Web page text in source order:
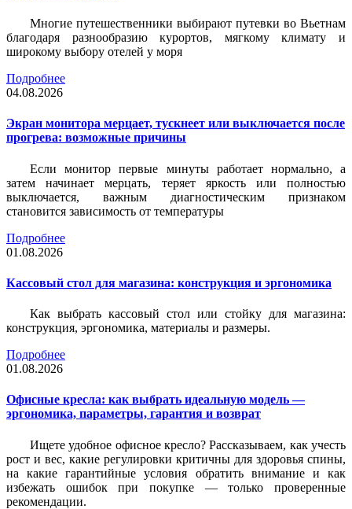
Многие путешественники выбирают путевки во Вьетнам
благодаря разнообразию курортов, мягкому климату и
широкому выбору отелей у моря
Подробнее
04.08.2026
Экран монитора мерцает, тускнеет или выключается после
прогрева: возможные причины
Если монитор первые минуты работает нормально, а
затем начинает мерцать, теряет яркость или полностью
выключается, важным диагностическим признаком
становится зависимость от температуры
Подробнее
01.08.2026
Кассовый стол для магазина: конструкция и эргономика
Как выбрать кассовый стол или стойку для магазина:
конструкция, эргономика, материалы и размеры.
Подробнее
01.08.2026
Офисные кресла: как выбрать идеальную модель —
эргономика, параметры, гарантия и возврат
Ищете удобное офисное кресло? Рассказываем, как учесть
рост и вес, какие регулировки критичны для здоровья спины,
на какие гарантийные условия обратить внимание и как
избежать ошибок при покупке — только проверенные
рекомендации.